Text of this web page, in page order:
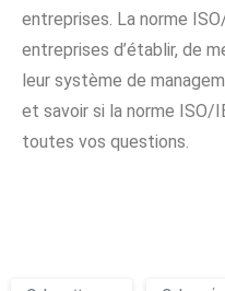
entreprises. La norme
entreprises d’établir, de
leur système de
et savoir si la norme ISO/
toutes vos questions.